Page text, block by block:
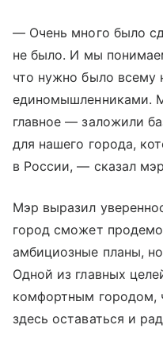
— Очень много было
не было. И мы
что нужно было всему
единомышленниками.
главное — заложили
для нашего города,
в России, — сказал
Мэр выразил
город сможет
амбициозные планы,
Одной из главных
комфортным городом,
здесь оставаться и